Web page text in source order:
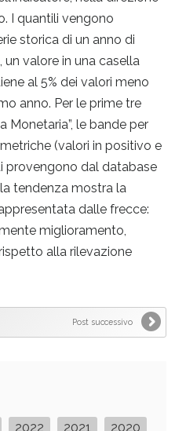
I quantili vengono
storica di un anno di
valore in una casella
al 5% dei valori meno
anno. Per le prime tre
Monetaria”, le bande per
(valori in positivo e
provengono dal database
tendenza mostra la
dalle frecce:
miglioramento,
alla rilevazione
Post successivo
2022 2021
2020